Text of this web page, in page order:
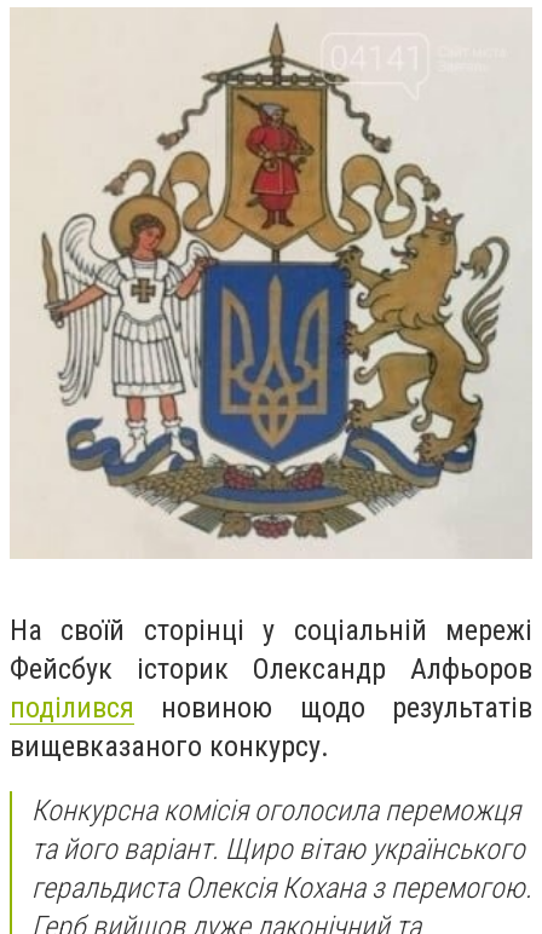
На своїй сторінці у соціальній мережі
Фейсбук історик Олександр Алфьоров
поділився новиною щодо результатів
вищевказаного конкурсу.
Конкурсна комісія оголосила переможця
та його варіант. Щиро вітаю українського
геральдиста Олексія Кохана з перемогою.